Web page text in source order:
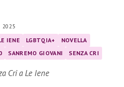
2025
IENE LGBTQIA+
NOVELLA
SANREMO GIOVANI SENZA CRI
Cri a Le Iene